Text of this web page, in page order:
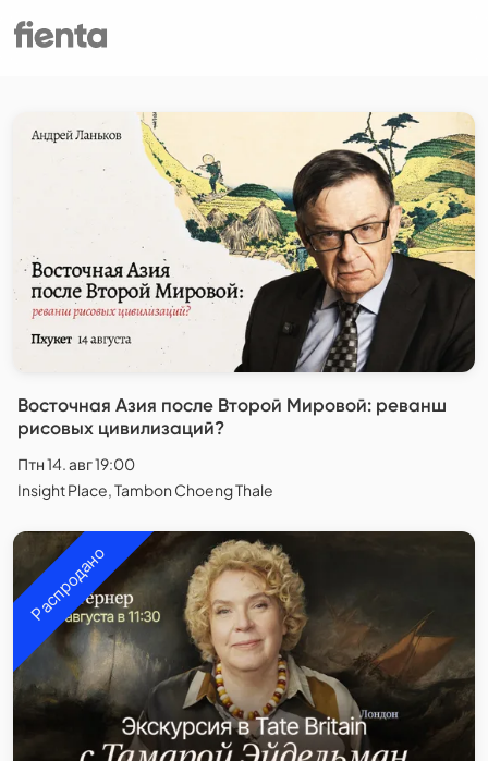
Восточная Азия после Второй Мировой: реванш
рисовых цивилизаций?
Птн 14. авг 19:00
Insight Place, Tambon Choeng Thale
Распродано